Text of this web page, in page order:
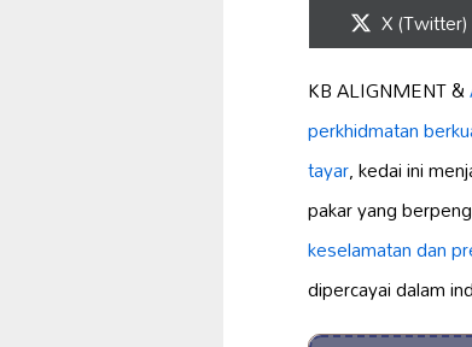
Share
on
X (Twitter)
KB ALIGNMENT &
perkhidmatan
tayar, kedai ini
pakar yang
keselamatan dan
dipercayai dalam